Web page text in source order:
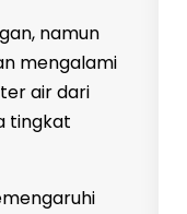
namun
mengalami
air dari
tingkat